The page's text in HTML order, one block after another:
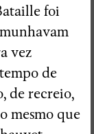
foi
vez
de
de recreio,
mesmo que